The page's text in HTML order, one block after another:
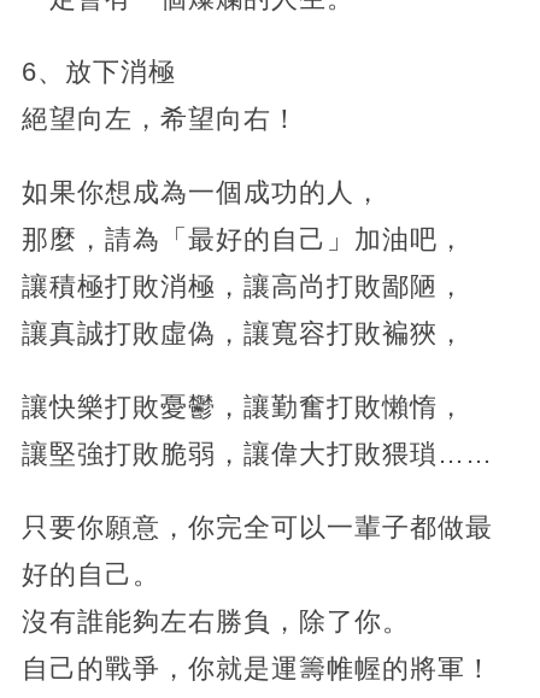
6、放下消極
絕望向左，希望向右！
如果你想成為一個成功的人，
那麼，請為「最好的自己」加油吧，
讓積極打敗消極，讓高尚打敗鄙陋，
讓真誠打敗虛偽，讓寬容打敗褊狹，
讓快樂打敗憂鬱，讓勤奮打敗懶惰，
讓堅強打敗脆弱，讓偉大打敗猥瑣……
只要你願意，你完全可以一輩子都做最
好的自己。
沒有誰能夠左右勝負，除了你。
自己的戰爭，你就是運籌帷幄的將軍！